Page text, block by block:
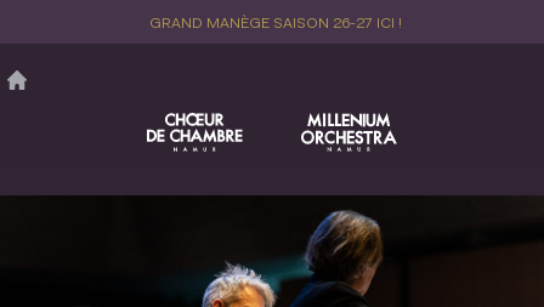
principal
GRAND MANÈGE SAISON 26-27 ICI !